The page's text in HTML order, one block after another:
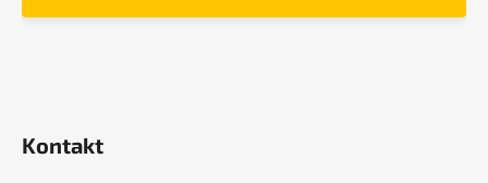
Kontakt